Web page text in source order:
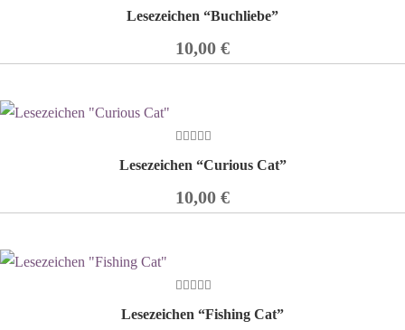
out
5
Lesezeichen “Buchliebe”
10,00 €
out
5
Lesezeichen “Curious Cat”
10,00 €
out
Lesezeichen “Fishing Cat”